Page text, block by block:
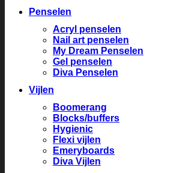
Penselen
Acryl penselen
Nail art penselen
My Dream Penselen
Gel penselen
Diva Penselen
Vijlen
Boomerang
Blocks/buffers
Hygienic
Flexi vijlen
Emeryboards
Diva Vijlen